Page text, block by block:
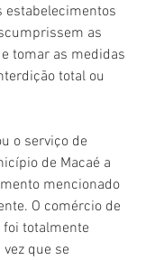
estabelecimentos
as
tomar as medidas
total ou
o serviço de
de Macaé a
mencionado
O comércio de
totalmente
que se